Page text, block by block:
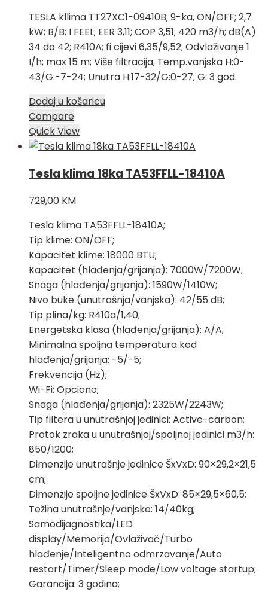
TESLA kllima TT27XC1-09410B; 9-ka, ON/OFF; 2,7
kW; B/B; I FEEL; EER 3,11; COP 3,51; 420 m3/h; dB(A)
34 do 42; R410A; fi cijevi 6,35/9,52; Odvlaživanje 1
I/h; max 15 m; Više filtracija; Temp.vanjska H:0-
43/G:-7-24; Unutra H:17-32/G:0-27; G: 3 god.
Dodaj u košaricu
Compare
Quick View
Tesla klima 18ka TA53FFLL-18410A
729,00 KM
Tesla klima TA53FFLL-18410A;
Tip klime: ON/OFF;
Kapacitet klime: 18000 BTU;
Kapacitet (hlađenja/grijanja): 7000W/7200W;
Snaga (hlađenja/grijanja): 1590W/1410W;
Nivo buke (unutrašnja/vanjska): 42/55 dB;
Tip plina/kg: R410a/1,40;
Energetska klasa (hlađenja/grijanja): A/A;
Minimalna spoljna temperatura kod
hlađenja/grijanja: -5/-5;
Frekvencija (Hz);
Wi-Fi: Opciono;
Snaga (hlađenja/grijanja): 2325W/2243W;
Tip filtera u unutrašnjoj jedinici: Active-carbon;
Protok zraka u unutrašnjoj/spoljnoj jedinici m3/h:
850/1200;
Dimenzije unutrašnje jedinice ŠxVxD: 90×29,2×21,5
cm;
Dimenzije spoljne jedinice ŠxVxD: 85×29,5×60,5;
Težina unutrašnje/vanjske: 14/40kg;
Samodijagnostika/LED
display/Memorija/Ovlaživač/Turbo
hlađenje/Inteligentno odmrzavanje/Auto
restart/Timer/Sleep mode/Low voltage startup;
Garancija: 3 godina;